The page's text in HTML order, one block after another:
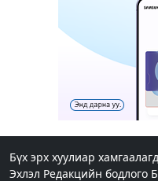
17 цагийн өмнө
Шатахуун
холбогдох
ажиллагааг
20 цагийн өмнө
боломжоор
20 цагийн өмнө
Бүх эрх хуулиар
Эхлэл Редакцийн бодлого